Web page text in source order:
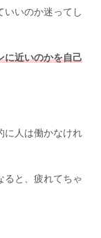
いいのか迷ってし
に近いのかを自己
に人は働かなけれ
ると、疲れてちゃ